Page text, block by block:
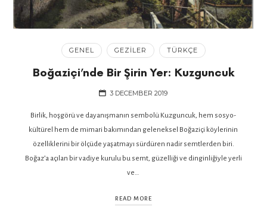
GENEL GEZILER TÜRKÇE
Boğaziçi’nde Bir Şirin Yer: Kuzguncuk
3 DECEMBER 2019
Birlik, hoşgörü ve dayanışmanın sembolü Kuzguncuk, hem sosyo-
kültürel hem de mimari bakımından geleneksel Boğaziçi köylerinin
özelliklerini bir ölçüde yaşatmayı sürdüren nadir semtlerden biri.
Boğaz’a açılan bir vadiye kurulu bu semt, güzelliği ve dinginliğiyle yerli
ve…
READ MORE